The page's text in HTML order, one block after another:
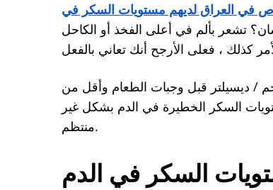
المذهلة: ما يصل إلى 90٪ من الأشخاص في العراق لديهم مستويات السكر في
تشعر بألم في أعلى الفخذ أو الكاحل
كذلك ، فعلى الأرجح أنك تعاني بالفعل
الحفاظ على مستويات السكر في الدم أقل من 100 مجم / ديسيلتر قبل وجبات الطعام وأقل من
السكر الخطيرة في الدم بشكل غير
منتظم.
السكر في الدم